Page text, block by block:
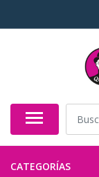
CATEGORÍAS